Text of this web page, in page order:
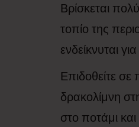
Βρίσκεται
τοπίο της
ενδείκνυται
Επιδοθείτε
δρακολίμνη
στο ποτάμι